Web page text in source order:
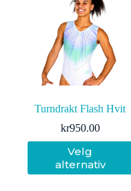
Turndrakt Flash Hvit
kr950.00
Velg
alternativ
Dette
produktet
har